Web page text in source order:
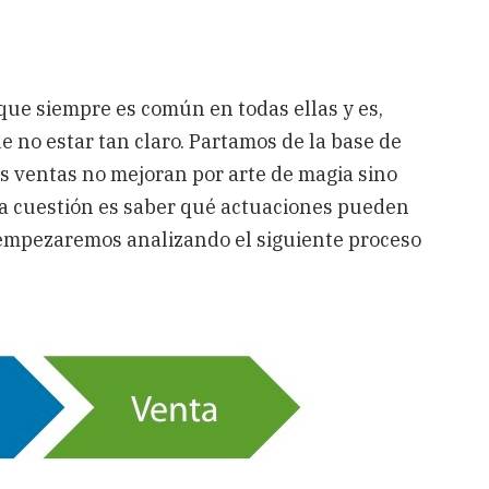
siempre es común en todas ellas y es,
no estar tan claro. Partamos de la base de
ventas no mejoran por arte de magia sino
cuestión es saber qué actuaciones pueden
analizando el siguiente proceso